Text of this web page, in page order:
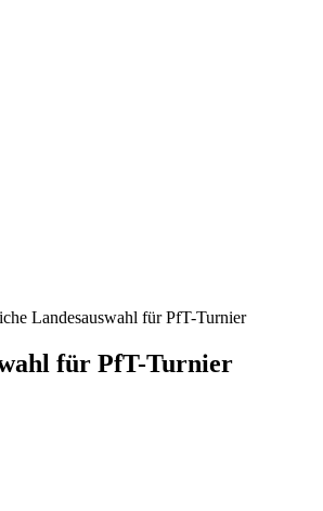
Landesauswahl für PfT-Turnier
für PfT-Turnier